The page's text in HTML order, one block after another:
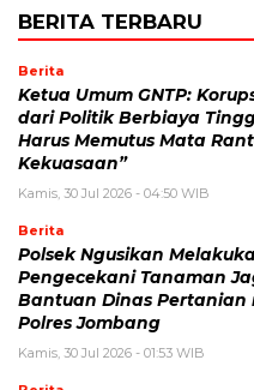
BERITA TERBARU
Berita
Ketua Umum GNTP:
dari Politik Berbiaya
Harus Memutus Mata
Kekuasaan”
Kamis, 30 Jul 2026 - 04:50 WIB
Berita
Polsek Ngusikan
Pengecekani Tanaman
Bantuan Dinas Pertanian
Polres Jombang
Kamis, 30 Jul 2026 - 01:53 WIB